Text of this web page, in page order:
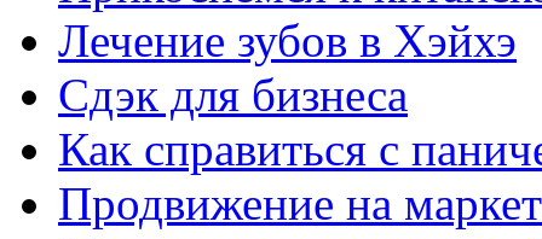
Лечение зубов в Хэйхэ
Сдэк для бизнеса
Как справиться с
Продвижение на